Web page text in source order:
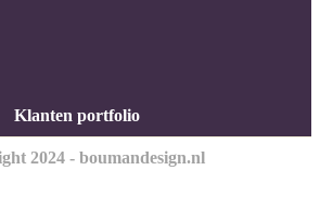
Klanten portfolio
2024 - boumandesign.nl